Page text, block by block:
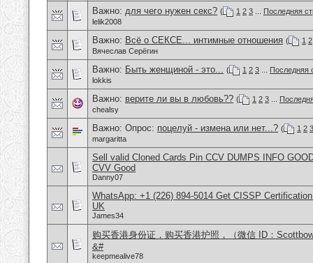
Важно: для чего нужен секс? ( 1 2 3
Последняя
lelik2008
Важно: Всё о СЕКСЕ... интимные отношения ( 1 2
Вячеслав Серёгин
Важно: Быть женщиной - это... ( 1 2 3
Последняя
lokkis
Важно: верите ли вы в любовь?? ( 1 2 3
chealsy
Важно: Опрос: поцелуй - измена или нет...? ( 1 2 3
margaritta
Sell valid Cloned Cards Pin CCV DUMPS INFO
CVV Good
Danny07
WhatsApp: +1 (226) 894-5014​ Get CISSP
UK
James34
购买香港身份证，购买香港护照，（微信 ID：
&#
keepmealive78